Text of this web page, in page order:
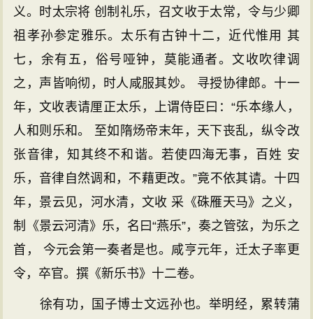
义。时太宗将 创制礼乐，召文收于太常，令与少卿
祖孝孙参定雅乐。太乐有古钟十二，近代惟用 其
七，余有五，俗号哑钟，莫能通者。文收吹律调
之，声皆响彻，时人咸服其妙。 寻授协律郎。十一
年，文收表请厘正太乐，上谓侍臣曰：“乐本缘人，
人和则乐和。 至如隋炀帝末年，天下丧乱，纵令改
张音律，知其终不和谐。若使四海无事，百姓 安
乐，音律自然调和，不藉更改。”竟不依其请。十四
年，景云见，河水清，文收 采《硃雁天马》之义，
制《景云河清》乐，名曰“燕乐”，奏之管弦，为乐之
首， 今元会第一奏者是也。咸亨元年，迁太子率更
令，卒官。撰《新乐书》十二卷。
徐有功，国子博士文远孙也。举明经，累转蒲